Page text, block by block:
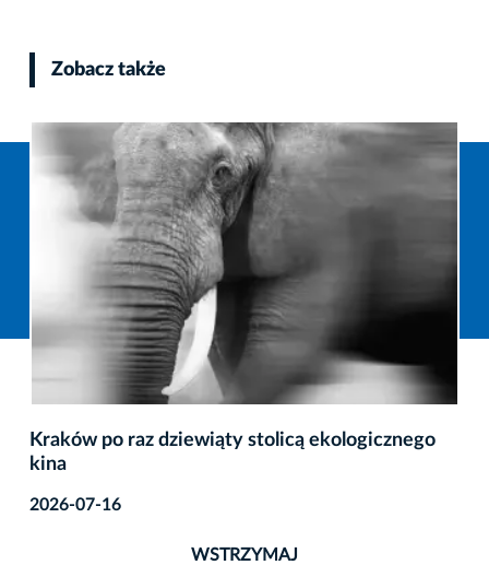
Zobacz także
Poidełka dla ptaków w krakowskich parkach
WSTRZYMAJ